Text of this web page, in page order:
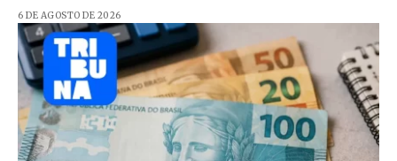
6 DE AGOSTO DE 2026